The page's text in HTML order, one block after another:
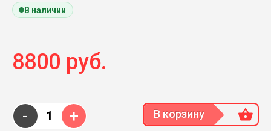
В наличии
8800 руб.
- + В корзину